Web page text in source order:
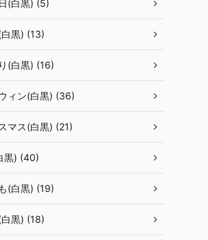
(白黒) (5)
黒) (13)
(白黒) (16)
ィン(白黒) (36)
マス(白黒) (21)
黒) (40)
(白黒) (19)
白黒) (18)